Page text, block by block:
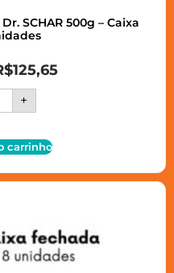
SCHAR 500g – Caixa
125,65
+
carrinho